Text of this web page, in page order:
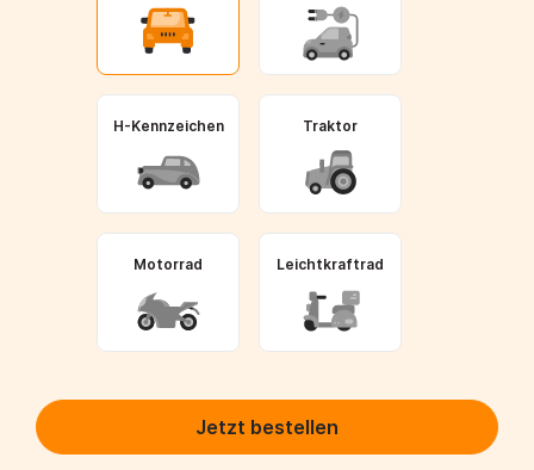
H-Kennzeichen Traktor
Motorrad Leichtkraftrad
Jetzt bestellen